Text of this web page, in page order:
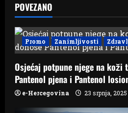
i
g
a
t
i
POVEZANO
Promo Zanimljivosti
Osjećaj potpune njege na koži
Pantenol pjena i Pantenol
e-Hercegovina 23 srpnja, 2025